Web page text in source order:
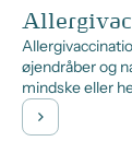
øjendråber og
mindske eller